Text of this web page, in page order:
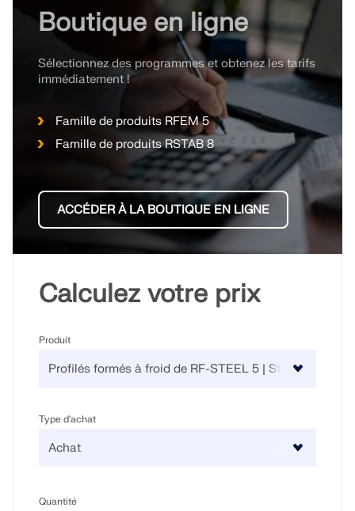
Boutique en ligne
Sélectionnez des programmes et obtenez les tarifs
immédiatement !
Famille de produits RFEM 5
Famille de produits RSTAB 8
ACCÉDER À LA BOUTIQUE EN LIGNE
Calculez votre prix
Produit
Type d'achat
Quantité